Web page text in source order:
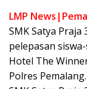
LMP
SMK Satya
pelepasan
Hotel The
Polres